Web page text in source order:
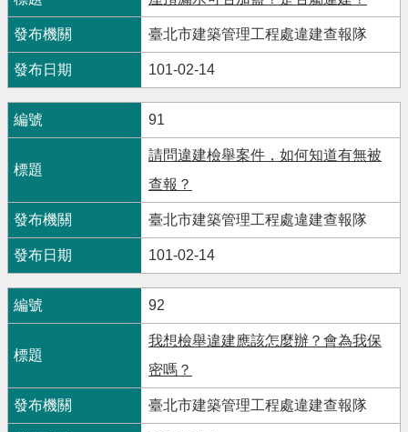
臺北市建築管理工程處違建查報隊
101-02-14
91
請問違建檢舉案件，如何知道有無被
查報？
臺北市建築管理工程處違建查報隊
101-02-14
92
我想檢舉違建應該怎麼辦？會為我保
密嗎？
臺北市建築管理工程處違建查報隊